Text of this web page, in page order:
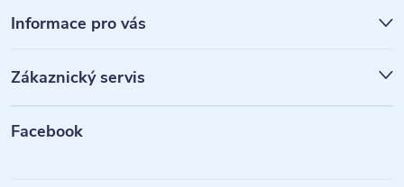
á
p
a
Informace pro vás
Zákaznický servis
Facebook